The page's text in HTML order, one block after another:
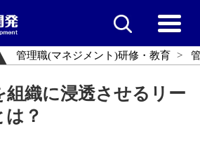
管理職(マネジメント)研修・教育
組織に浸透させるリー
？